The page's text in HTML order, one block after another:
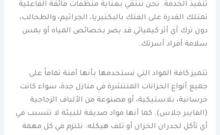
تنفيذ الخدمة. نحن ننتقي بعناية منظفات فائقة الفاعلية
تمتلك القدرة على الفتك بالبكتيريا، الجراثيم، والطحالب،
دون ترك أي أثر كيميائي قد يضر بخصائص المياه أو يمس
سلامة أفراد أسرتك.
تتميز كافة المواد التي نستخدمها بأنها آمنة تماماً على
جميع أنواع الخزانات المنتشرة في منازل جدة، سواء كانت
خرسانية، بلاستيكية، أو مصنوعة من الألياف الزجاجية
(الفايبر جلاس). كما أنها مواد صديقة للبيئة لا تتسبب في
أي تآكل لجدران الخزان أو تلف هيكله. نلتزم في كل مهمة